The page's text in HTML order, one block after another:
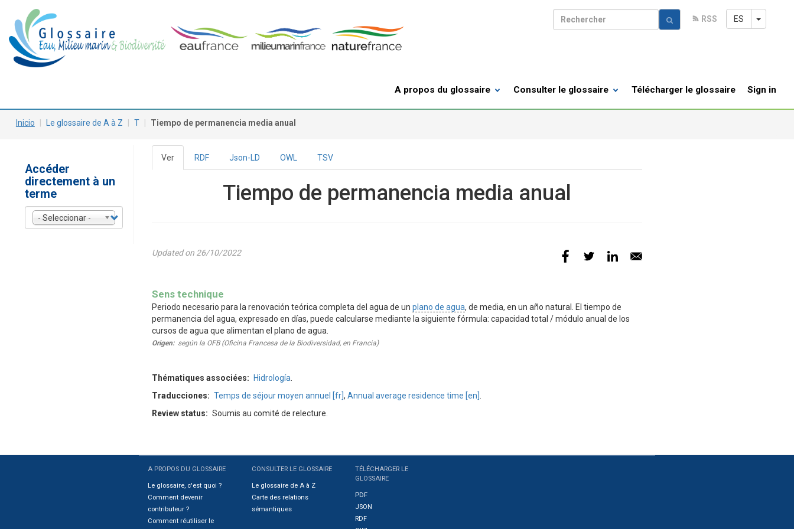
contenido
principal
ES Toggle
Main
navigation
R RSS
A propos du glossaire Consulter le glossaire Télécharger le glossaire Sign in
Inicio Le glossaire de A à Z T Tiempo de permanencia media anual
Accéder
directement à un
terme
- Seleccionar -
Solapas
principales
Ver(solapa
activa)
RDF Json-LD OWL TSV
Tiempo de permanencia media anual
Updated on 26/10/2022
Sens technique
Periodo necesario para la renovación teórica completa del agua de un plano de agua, de media, en un año natural. El tiempo de
permanencia del agua, expresado en días, puede calcularse mediante la siguiente fórmula: capacidad total / módulo anual de los
cursos de agua que alimentan el plano de agua.
Origen según la OFB (Oficina Francesa de la Biodiversidad, en Francia)
Thématiques associées Hidrología
Traducciones
Temps de séjour moyen annuel [fr] , Annual average residence time [en]
Review status
Soumis au comité de relecture.
A PROPOS DU GLOSSAIRE
Le glossaire, c'est quoi ?
Comment devenir
contributeur ?
Comment réutiliser le
CONSULTER LE GLOSSAIRE
Le glossaire de A à Z
Carte des relations
sémantiques
TÉLÉCHARGER LE
GLOSSAIRE
PDF
JSON
RDF